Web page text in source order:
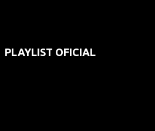
PLAYLIST OFICIAL